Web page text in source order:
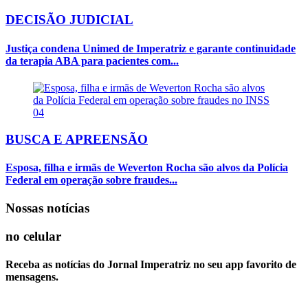
DECISÃO JUDICIAL
Justiça condena Unimed de Imperatriz e garante continuidade
da terapia ABA para pacientes com...
04
BUSCA E APREENSÃO
Esposa, filha e irmãs de Weverton Rocha são alvos da Polícia
Federal em operação sobre fraudes...
Nossas notícias
no celular
Receba as notícias do Jornal Imperatriz no seu app favorito de
mensagens.